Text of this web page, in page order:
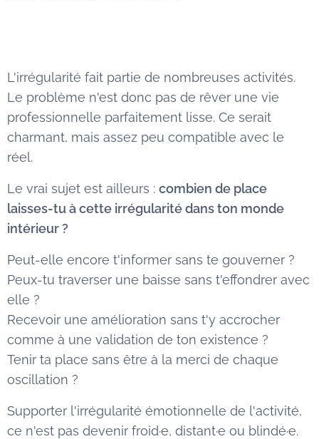
L'irrégularité fait partie de nombreuses activités.
Le problème n'est donc pas de rêver une vie
professionnelle parfaitement lisse. Ce serait
charmant, mais assez peu compatible avec le
réel.
Le vrai sujet est ailleurs : combien de place
laisses-tu à cette irrégularité dans ton monde
intérieur ?
Peut-elle encore t'informer sans te gouverner ?
Peux-tu traverser une baisse sans t'effondrer avec
elle ?
Recevoir une amélioration sans t'y accrocher
comme à une validation de ton existence ?
Tenir ta place sans être à la merci de chaque
oscillation ?
Supporter l'irrégularité émotionnelle de l'activité,
ce n'est pas devenir froid·e, distant·e ou blindé·e.